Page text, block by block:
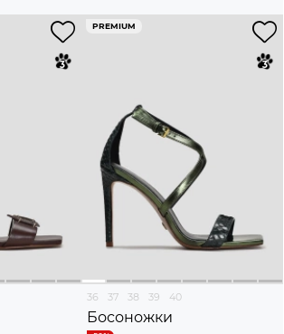
PREMIUM
36 37 38 39 40
Босоножки